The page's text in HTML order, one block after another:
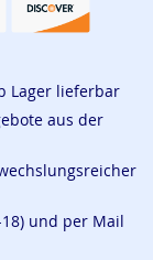
Lager lieferbar
aus der
und per Mail